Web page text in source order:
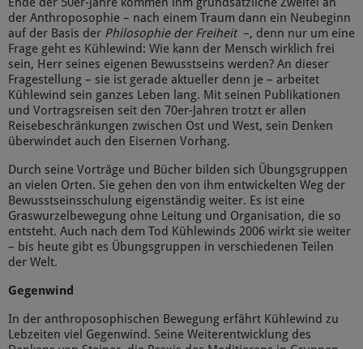
der Anthroposophie – nach einem Traum dann ein Neubeginn
auf der Basis der Philosophie der Freiheit –, denn nur um eine
Frage geht es Kühlewind: Wie kann der Mensch wirklich frei
sein, Herr seines eigenen Bewusstseins werden? An dieser
Fragestellung – sie ist gerade aktueller denn je – arbeitet
Kühlewind sein ganzes Leben lang. Mit seinen Publikationen
und Vortragsreisen seit den 70er-Jahren trotzt er allen
Reisebeschränkungen zwischen Ost und West, sein Denken
überwindet auch den Eisernen Vorhang.
Durch seine Vorträge und Bücher bilden sich Übungsgruppen
an vielen Orten. Sie gehen den von ihm entwickelten Weg der
Bewusstseinsschulung eigenständig weiter. Es ist eine
Graswurzelbewegung ohne Leitung und Organisation, die so
entsteht. Auch nach dem Tod Kühlewinds 2006 wirkt sie weiter
– bis heute gibt es Übungsgruppen in verschiedenen Teilen
der Welt.
Gegenwind
In der anthroposophischen Bewegung erfährt Kühlewind zu
Lebzeiten viel Gegenwind. Seine Weiterentwicklung des